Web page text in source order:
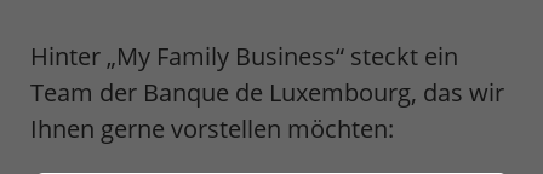
Hinter „My Family Business“ steckt ein
Team der Banque de Luxembourg, das wir
Ihnen gerne vorstellen möchten: